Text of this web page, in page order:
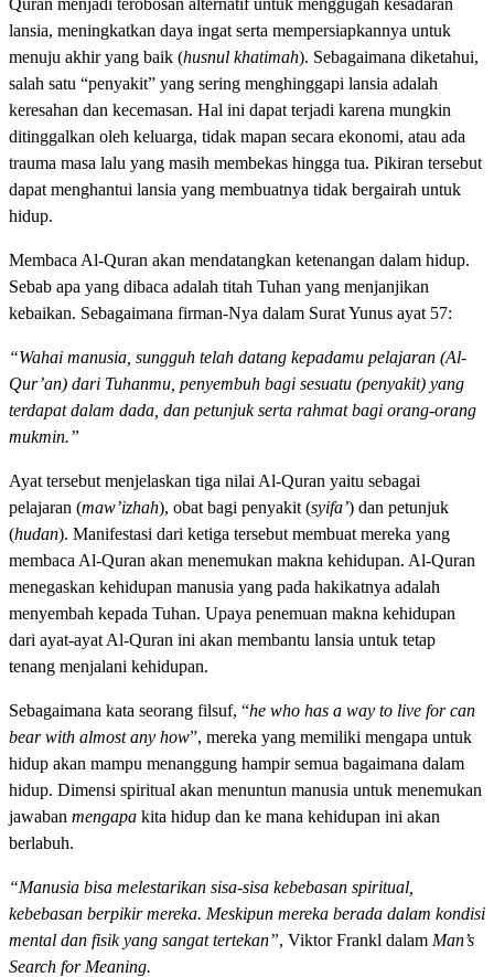
lansia, meningkatkan daya ingat serta mempersiapkannya untuk
menuju akhir yang baik (husnul khatimah). Sebagaimana diketahui,
salah satu “penyakit” yang sering menghinggapi lansia adalah
keresahan dan kecemasan. Hal ini dapat terjadi karena mungkin
ditinggalkan oleh keluarga, tidak mapan secara ekonomi, atau ada
trauma masa lalu yang masih membekas hingga tua. Pikiran tersebut
dapat menghantui lansia yang membuatnya tidak bergairah untuk
hidup.
Membaca Al-Quran akan mendatangkan ketenangan dalam hidup.
Sebab apa yang dibaca adalah titah Tuhan yang menjanjikan
kebaikan. Sebagaimana firman-Nya dalam Surat Yunus ayat 57:
“Wahai manusia, sungguh telah datang kepadamu pelajaran (Al-
Qur’an) dari Tuhanmu, penyembuh bagi sesuatu (penyakit) yang
terdapat dalam dada, dan petunjuk serta rahmat bagi orang-orang
mukmin.”
Ayat tersebut menjelaskan tiga nilai Al-Quran yaitu sebagai
pelajaran (maw’izhah), obat bagi penyakit (syifa’) dan petunjuk
(hudan). Manifestasi dari ketiga tersebut membuat mereka yang
membaca Al-Quran akan menemukan makna kehidupan. Al-Quran
menegaskan kehidupan manusia yang pada hakikatnya adalah
menyembah kepada Tuhan. Upaya penemuan makna kehidupan
dari ayat-ayat Al-Quran ini akan membantu lansia untuk tetap
tenang menjalani kehidupan.
Sebagaimana kata seorang filsuf, “he who has a way to live for can
bear with almost any how”, mereka yang memiliki mengapa untuk
hidup akan mampu menanggung hampir semua bagaimana dalam
hidup. Dimensi spiritual akan menuntun manusia untuk menemukan
jawaban mengapa kita hidup dan ke mana kehidupan ini akan
berlabuh.
“Manusia bisa melestarikan sisa-sisa kebebasan spiritual,
kebebasan berpikir mereka. Meskipun mereka berada dalam kondisi
mental dan fisik yang sangat tertekan”, Viktor Frankl dalam Man’s
Search for Meaning.